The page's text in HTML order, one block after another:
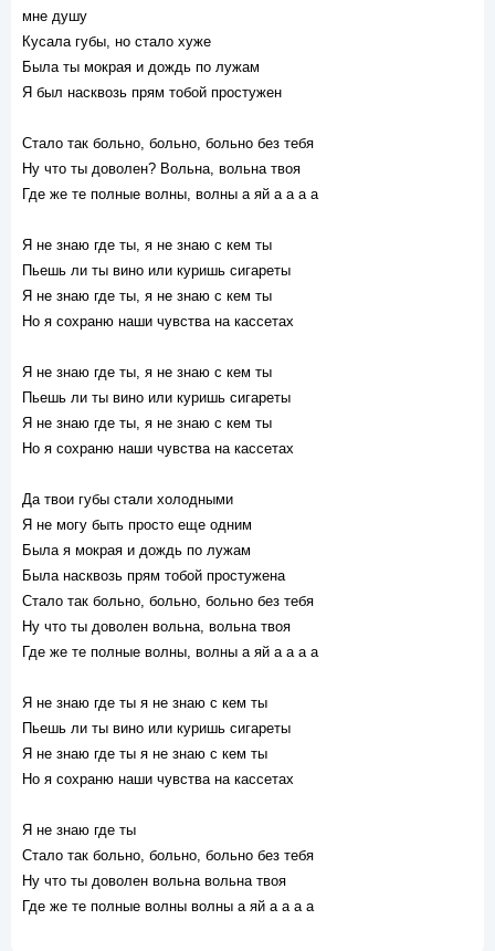
мне душу
Кусала губы, но стало хуже
Была ты мокрая и дождь по лужам
Я был насквозь прям тобой простужен
Стало так больно, больно, больно без тебя
Ну что ты доволен? Вольна, вольна твоя
Где же те полные волны, волны а яй а а а а
Я не знаю где ты, я не знаю с кем ты
Пьешь ли ты вино или куришь сигареты
Я не знаю где ты, я не знаю с кем ты
Но я сохраню наши чувства на кассетах
Я не знаю где ты, я не знаю с кем ты
Пьешь ли ты вино или куришь сигареты
Я не знаю где ты, я не знаю с кем ты
Но я сохраню наши чувства на кассетах
Да твои губы стали холодными
Я не могу быть просто еще одним
Была я мокрая и дождь по лужам
Была насквозь прям тобой простужена
Стало так больно, больно, больно без тебя
Ну что ты доволен вольна, вольна твоя
Где же те полные волны, волны а яй а а а а
Я не знаю где ты я не знаю с кем ты
Пьешь ли ты вино или куришь сигареты
Я не знаю где ты я не знаю с кем ты
Но я сохраню наши чувства на кассетах
Я не знаю где ты
Стало так больно, больно, больно без тебя
Ну что ты доволен вольна вольна твоя
Где же те полные волны волны а яй а а а а